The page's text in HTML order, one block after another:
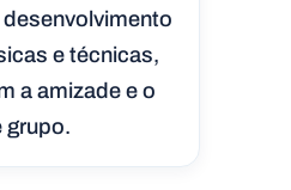
e técnicas,
a amizade e o